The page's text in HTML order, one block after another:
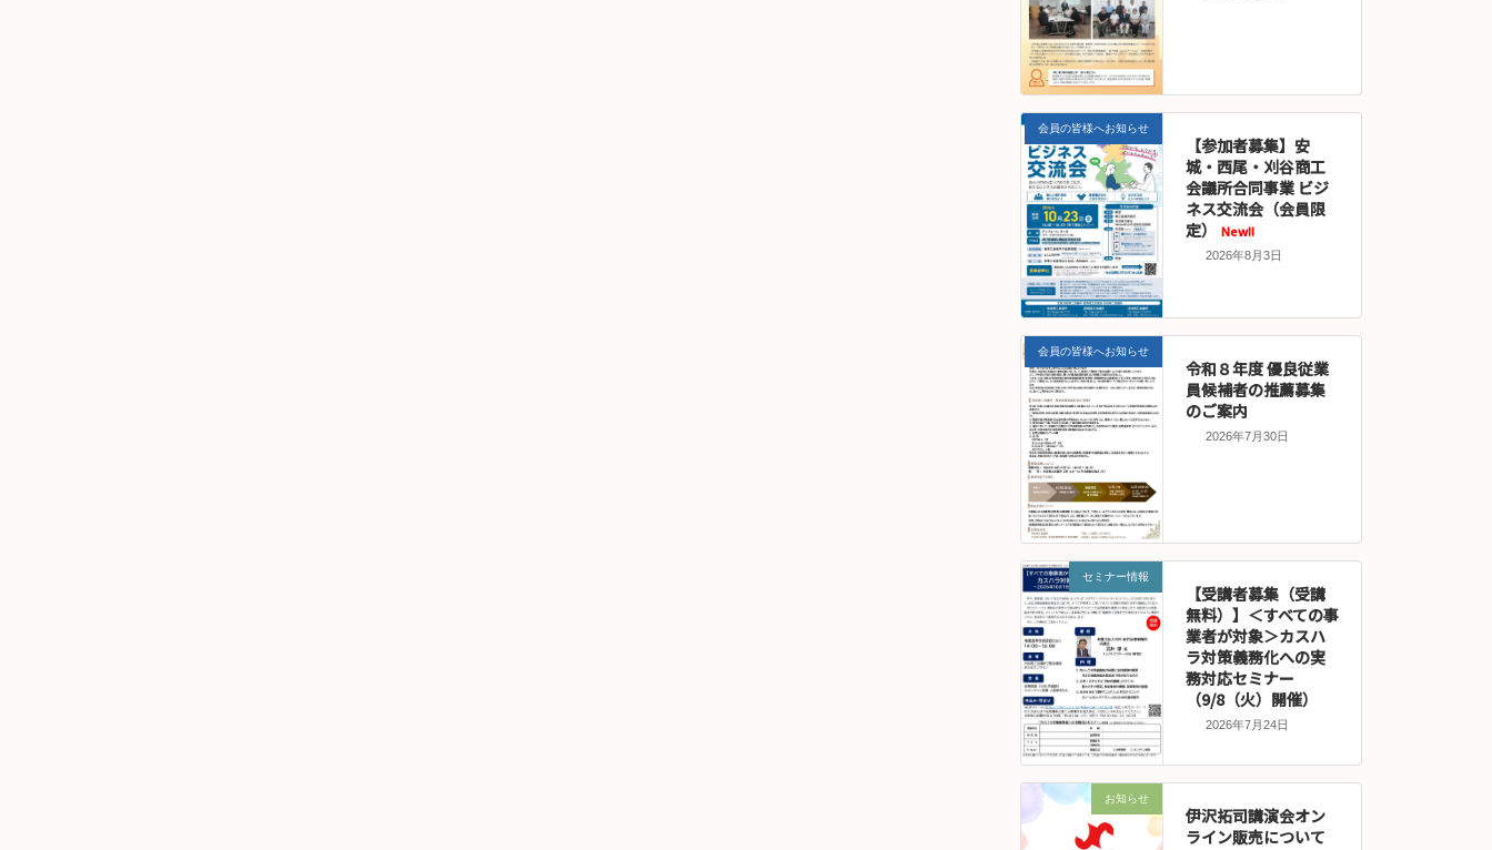
会員の皆様へお知らせ
【参加者募集】安
城・西尾・刈谷商工
会議所合同事業 ビジ
ネス交流会（会員限
定）
New!!
2026年8月3日
会員の皆様へお知らせ
令和８年度 優良従業
員候補者の推薦募集
のご案内
2026年7月30日
セミナー情報
【受講者募集（受講
無料）】＜すべての事
業者が対象＞カスハ
ラ対策義務化への実
務対応セミナー
（9/8（火）開催）
2026年7月24日
お知らせ
伊沢拓司講演会オン
ライン販売について